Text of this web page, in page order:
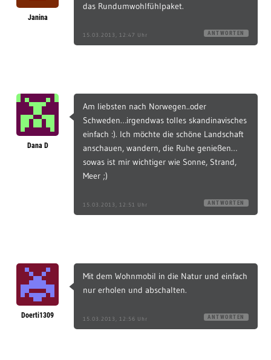
Janina
das Rundumwohlfühlpaket.
15.03.2013, 12:47 Uhr ANTWORTEN
Dana D
Am liebsten nach Norwegen..oder
Schweden…irgendwas tolles skandinavisches
einfach :). Ich möchte die schöne Landschaft
anschauen, wandern, die Ruhe genießen…
sowas ist mir wichtiger wie Sonne, Strand,
Meer ;)
15.03.2013, 12:51 Uhr ANTWORTEN
Doerti1309
Mit dem Wohnmobil in die Natur und einfach
nur erholen und abschalten.
15.03.2013, 12:56 Uhr ANTWORTEN